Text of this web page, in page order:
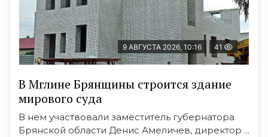
9 АВГУСТА 2026, 10:16 41
В Мглине Брянщины строится здание
мирового суда
В нем участвовали заместитель губернатора
Брянской области Денис Амеличев, директор ...